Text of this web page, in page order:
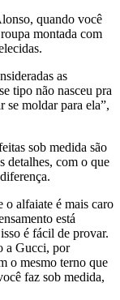
quando você
montada com
as
tipo não nasceu pra
se moldar para ela”,
sob medida são
detalhes, com o que
o alfaiate é mais caro
está
é fácil de provar.
a Gucci, por
o mesmo terno que
faz sob medida,